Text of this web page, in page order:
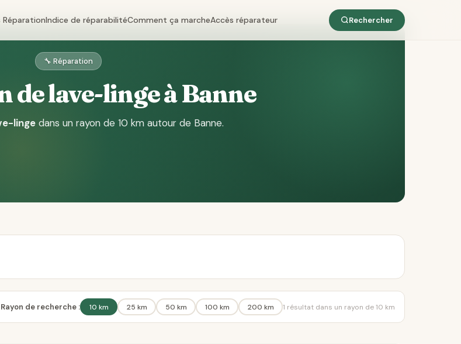
RéparationIndice de réparabilitéComment ça marcheAccès réparateur Rechercher
🔧 Réparation
de lave-linge à Banne
linge dans un rayon de 10 km autour de Banne.
Rayon de recherche : 10 km 25 km 50 km 100 km 200 km 1 résultat dans un rayon de 10 km